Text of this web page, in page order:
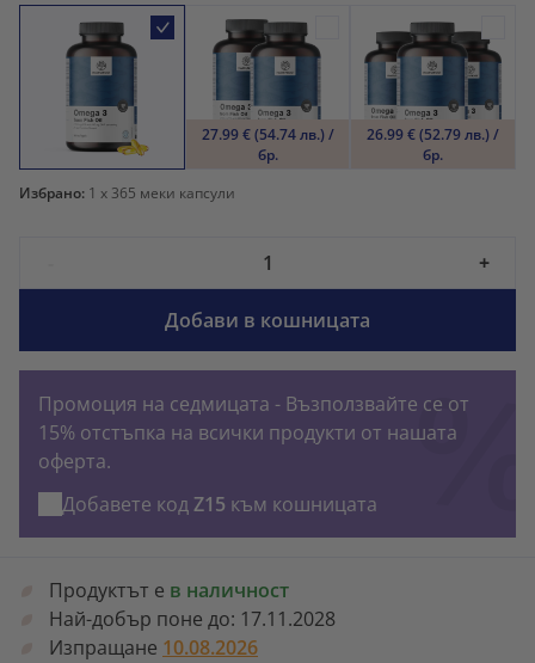
27.99 € (54.74 лв.) /
бр.
26.99 € (52.79 лв.) /
бр.
Избрано: 1 x 365 меки капсули
+
Добави в кошницата
Промоция на седмицата - Възползвайте се от
15% отстъпка на всички продукти от нашата
оферта.
Добавете кодZ15 към кошницата
Продуктът е в наличност
Най-добър поне до: 17.11.2028
Изпращане 10.08.2026